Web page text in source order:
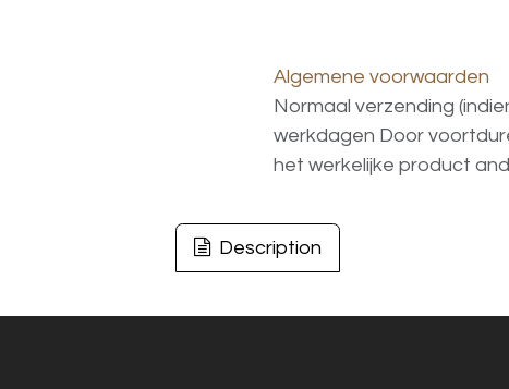
Algemene voorwaarden
Normaal verzending
werkdagen Door
het werkelijke product
Description